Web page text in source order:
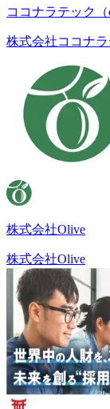
ココナラテック（
株式会社ココナ
株式会社Olive
株式会社Olive